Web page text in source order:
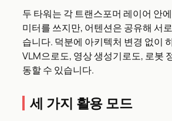
두 타워는 각 트랜스포머 레이어 안
미터를 쓰지만, 어텐션은 공유해 서
습니다. 덕분에 아키텍처 변경 없이
VLM으로도, 영상 생성기로도, 로봇
동할 수 있습니다.
세 가지 활용 모드